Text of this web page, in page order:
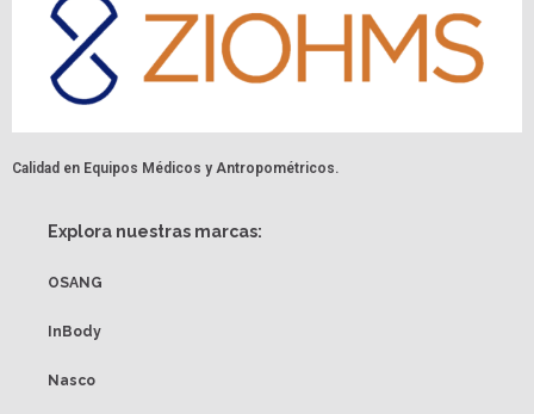
Calidad en Equipos Médicos y Antropométricos.
Explora nuestras marcas:
OSANG
InBody
Nasco